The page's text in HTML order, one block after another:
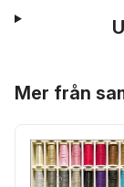
Mer från